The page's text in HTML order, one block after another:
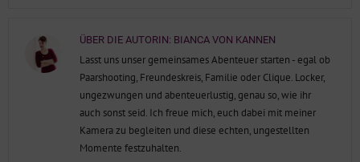
ÜBER DIE AUTORIN: BIANCA VON KANNEN
Lasst uns unser gemeinsames Abenteuer starten - egal ob
Paarshooting, Freundeskreis, Familie oder Clique. Locker,
ungezwungen und abenteuerlustig, genau so, wie ihr
auch sonst seid. Ich freue mich, euch dabei mit meiner
Kamera zu begleiten und diese echten, ungestellten
Momente festzuhalten.